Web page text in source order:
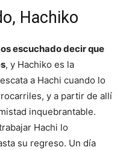
Hachiko
escuchado decir que
, y Hachiko es la
a Hachi cuando lo
y a partir de allí
inquebrantable.
Hachi lo
su regreso. Un día